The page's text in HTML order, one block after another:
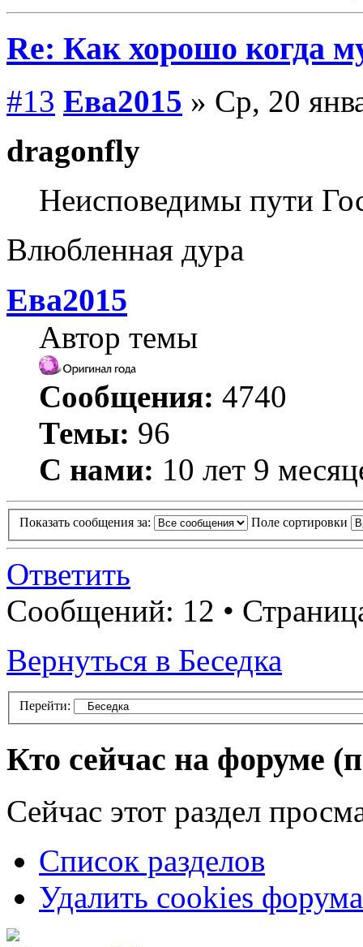
Re: Как хорошо когда
#13 Ева2015 » Ср, 20
dragonfly
Неисповедимы пути
Влюбленная дура
Ева2015
Автор темы
Сообщения: 4740
Темы: 96
С нами: 10 лет 9
Показать сообщения за: Поле сортировки
Ответить
Сообщений: 12 •
Вернуться в Беседка
Перейти:
Кто сейчас на форуме
Сейчас этот раздел
Список разделов
Удалить cookies форума